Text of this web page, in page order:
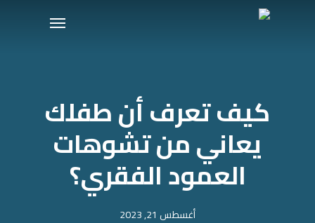
Menu
كيف تعرف أن طفلك
يعاني من تشوهات
العمود الفقري؟
أغسطس 21, 2023